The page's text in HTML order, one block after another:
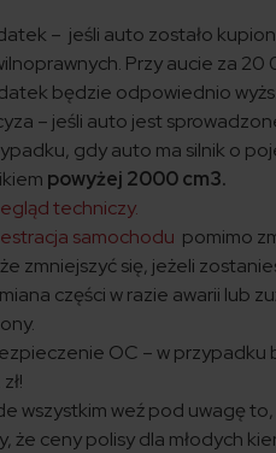
– jeśli auto zostało
Przy aucie za
będzie odpowiednio
– jeśli auto jest
gdy auto ma silnik o
powyżej 2000 cm3.
techniczy.
samochodu pomimo
zmniejszyć się, jeżeli
części w razie awarii lub
OC – w przypadku
wszystkim weź pod uwagę
że ceny polisy dla młodych